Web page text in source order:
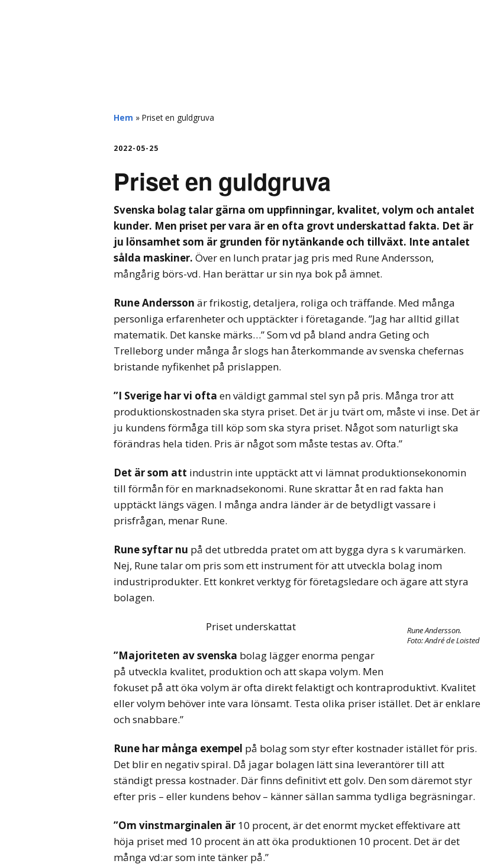
Hem » Priset en guldgruva
2022-05-25
Priset en guldgruva
Svenska bolag talar gärna om uppfinningar, kvalitet, volym och antalet
kunder. Men priset per vara är en ofta grovt underskattad fakta. Det är
ju lönsamhet som är grunden för nytänkande och tillväxt. Inte antalet
sålda maskiner. Över en lunch pratar jag pris med Rune Andersson,
mångårig börs-vd. Han berättar ur sin nya bok på ämnet.
Rune Andersson är frikostig, detaljera, roliga och träffande. Med många
personliga erfarenheter och upptäckter i företagande. ”Jag har alltid gillat
matematik. Det kanske märks…” Som vd på bland andra Geting och
Trelleborg under många år slogs han återkommande av svenska chefernas
bristande nyfikenhet på prislappen.
”I Sverige har vi ofta en väldigt gammal stel syn på pris. Många tror att
produktionskostnaden ska styra priset. Det är ju tvärt om, måste vi inse. Det är
ju kundens förmåga till köp som ska styra priset. Något som naturligt ska
förändras hela tiden. Pris är något som måste testas av. Ofta.”
Det är som att industrin inte upptäckt att vi lämnat produktionsekonomin
till förmån för en marknadsekonomi. Rune skrattar åt en rad fakta han
upptäckt längs vägen. I många andra länder är de betydligt vassare i
prisfrågan, menar Rune.
Rune syftar nu på det utbredda pratet om att bygga dyra s k varumärken.
Nej, Rune talar om pris som ett instrument för att utveckla bolag inom
industriprodukter. Ett konkret verktyg för företagsledare och ägare att styra
bolagen.
Rune Andersson.
Foto: André de Loisted
Priset underskattat
”Majoriteten av svenska bolag lägger enorma pengar
på utveckla kvalitet, produktion och att skapa volym. Men
fokuset på att öka volym är ofta direkt felaktigt och kontraproduktivt. Kvalitet
eller volym behöver inte vara lönsamt. Testa olika priser istället. Det är enklare
och snabbare.”
Rune har många exempel på bolag som styr efter kostnader istället för pris.
Det blir en negativ spiral. Då jagar bolagen lätt sina leverantörer till att
ständigt pressa kostnader. Där finns definitivt ett golv. Den som däremot styr
efter pris – eller kundens behov – känner sällan samma tydliga begräsningar.
”Om vinstmarginalen är 10 procent, är det enormt mycket effektivare att
höja priset med 10 procent än att öka produktionen 10 procent. Det är det
många vd:ar som inte tänker på.”